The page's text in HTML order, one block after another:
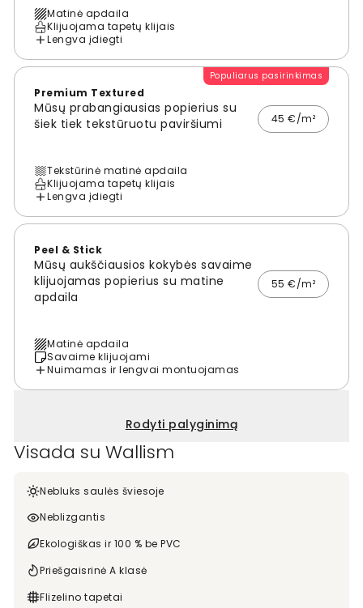
Matinė apdaila
Klijuojama tapetų klijais
Lengva įdiegti
Populiarus pasirinkimas
Premium Textured
Mūsų prabangiausias popierius su
šiek tiek tekstūruotu paviršiumi
45 €/m²
Tekstūrinė matinė apdaila
Klijuojama tapetų klijais
Lengva įdiegti
Peel & Stick
Mūsų aukščiausios kokybės savaime
klijuojamas popierius su matine
apdaila
55 €/m²
Matinė apdaila
Savaime klijuojami
Nuimamas ir lengvai montuojamas
Rodyti palyginimą
Visada su Wallism
Nebluks saulės šviesoje
Neblizgantis
Ekologiškas ir 100 % be PVC
Priešgaisrinė A klasė
Flizelino tapetai